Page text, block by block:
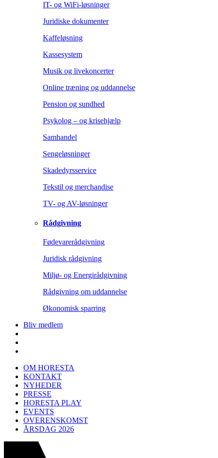
IT- og WiFi-løsninger
Juridiske dokumenter
Kaffeløsning
Kassesystem
Musik og livekoncerter
Online træning og uddannelse
Pension og sundhed
Psykolog – og krisehjælp
Samhandel
Sengeløsninger
Skadedyrsservice
Tekstil og merchandise
TV- og AV-løsninger
Rådgivning
Fødevarerådgivning
Juridisk rådgivning
Miljø- og Energirådgivning
Rådgivning om uddannelse
Økonomisk sparring
Bliv medlem
OM HORESTA
KONTAKT
NYHEDER
PRESSE
HORESTA PLAY
EVENTS
OVERENSKOMST
ÅRSDAG 2026